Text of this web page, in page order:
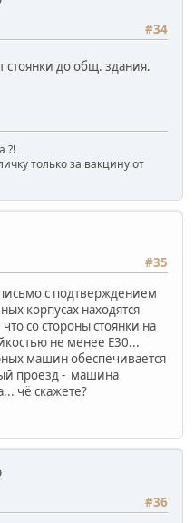
#34
стоянки до общ. здания.
?!
только за вакцину от
#35
с подтверждением
корпусах находятся
со стороны стоянки на
не менее Е30...
машин обеспечивается
проезд - машина
чё скажете?
#36